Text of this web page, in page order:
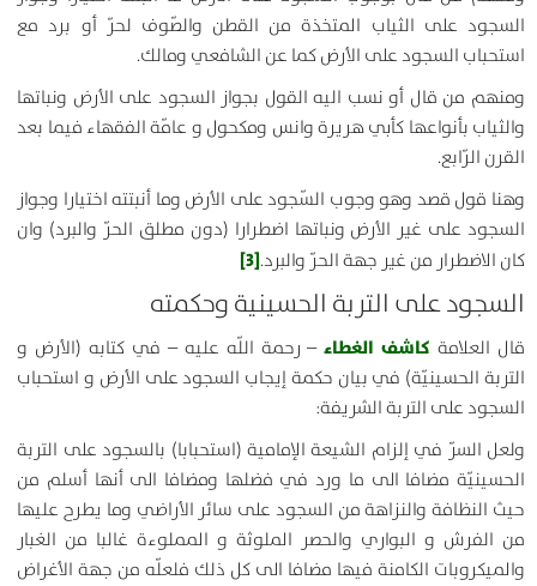
السجود على الثياب المتخذة من القطن والصّوف لحرّ أو برد مع
استحباب السجود على الأرض كما عن الشافعي ومالك.
ومنهم من قال أو نسب اليه القول بجواز السجود على الأرض ونباتها
والثياب بأنواعها كأبي هريرة وانس ومكحول و عامّة الفقهاء فيما بعد
القرن الرّابع.
وهنا قول قصد وهو وجوب السّجود على الأرض وما أنبتته اختيارا وجواز
السجود على غير الأرض ونباتها اضطرارا (دون مطلق الحرّ والبرد) وان
كان الاضطرار من غير جهة الحرّ والبرد.[3]
السجود على التربة الحسينية وحكمته
قال العلامة كاشف الغطاء– رحمة اللّه عليه – في كتابه (الأرض و
التربة الحسينيّة) في بيان حكمة إيجاب السجود على الأرض و استحباب
السجود على التربة الشريفة:
ولعل السرّ في إلزام الشيعة الإمامية (استحبابا) بالسجود على التربة
الحسينيّة مضافا الى ما ورد في فضلها ومضافا الى أنها أسلم من
حيث النظافة والنزاهة من السجود على سائر الأراضي وما يطرح عليها
من الفرش و البواري والحصر الملوثة و المملوءة غالبا من الغبار
والميكروبات الكامنة فيها مضافا الى كل ذلك فلعلّه من جهة الأغراض